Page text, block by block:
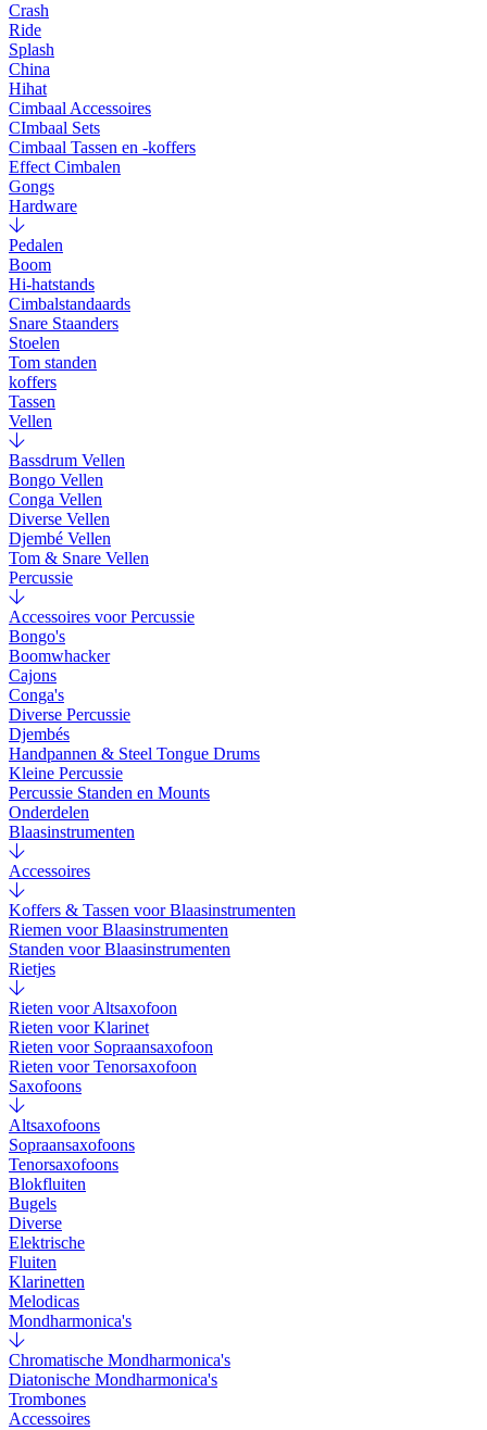
Crash
Ride
Splash
China
Hihat
Cimbaal Accessoires
CImbaal Sets
Cimbaal Tassen en -koffers
Effect Cimbalen
Gongs
Hardware
Pedalen
Boom
Hi-hatstands
Cimbalstandaards
Snare Staanders
Stoelen
Tom standen
koffers
Tassen
Vellen
Bassdrum Vellen
Bongo Vellen
Conga Vellen
Diverse Vellen
Djembé Vellen
Tom & Snare Vellen
Percussie
Accessoires voor Percussie
Bongo's
Boomwhacker
Cajons
Conga's
Diverse Percussie
Djembés
Handpannen & Steel Tongue Drums
Kleine Percussie
Percussie Standen en Mounts
Onderdelen
Blaasinstrumenten
Accessoires
Koffers & Tassen voor Blaasinstrumenten
Riemen voor Blaasinstrumenten
Standen voor Blaasinstrumenten
Rietjes
Rieten voor Altsaxofoon
Rieten voor Klarinet
Rieten voor Sopraansaxofoon
Rieten voor Tenorsaxofoon
Saxofoons
Altsaxofoons
Sopraansaxofoons
Tenorsaxofoons
Blokfluiten
Bugels
Diverse
Elektrische
Fluiten
Klarinetten
Melodicas
Mondharmonica's
Chromatische Mondharmonica's
Diatonische Mondharmonica's
Trombones
Accessoires